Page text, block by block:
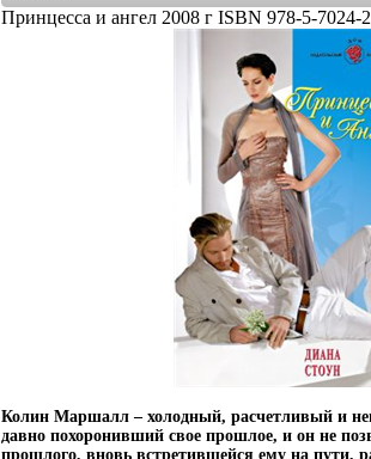
Принцесса и ангел 2008 г ISBN 978-5-7024-
Колин Маршалл – холодный, расчетливый и
давно похоронивший свое прошлое, и он не
прошлого, вновь встретившейся ему на пути,